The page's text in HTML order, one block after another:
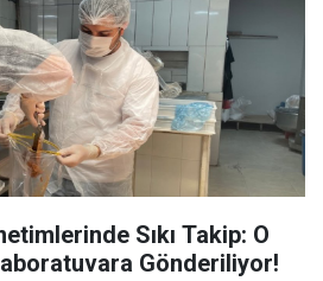
Sıkı Takip: O
Gönderiliyor!